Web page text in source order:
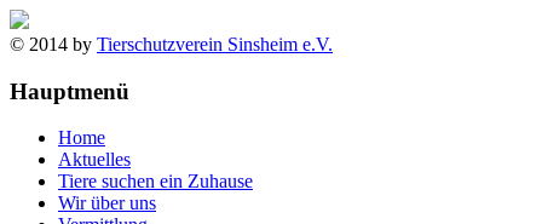
© 2014 by Tierschutzverein Sinsheim e.V.
Hauptmenü
Home
Aktuelles
Tiere suchen ein Zuhause
Wir über uns